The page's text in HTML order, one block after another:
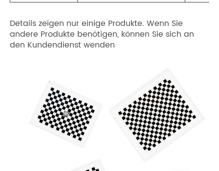
Details zeigen nur einige Produkte. Wenn Sie
andere Produkte benötigen, können Sie sich an
den Kundendienst wenden